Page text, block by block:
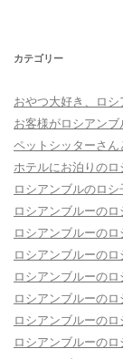
カテゴリー
おやつ大好き、ロ
お客様がロシアン
ペットシッターさ
ホテルにお泊りの
ロシアンブルのロ
ロシアンブルーの
ロシアンブルーの
ロシアンブルーの
ロシアンブルーの
ロシアンブルーの
ロシアンブルーの
ロシアンブルーのロ